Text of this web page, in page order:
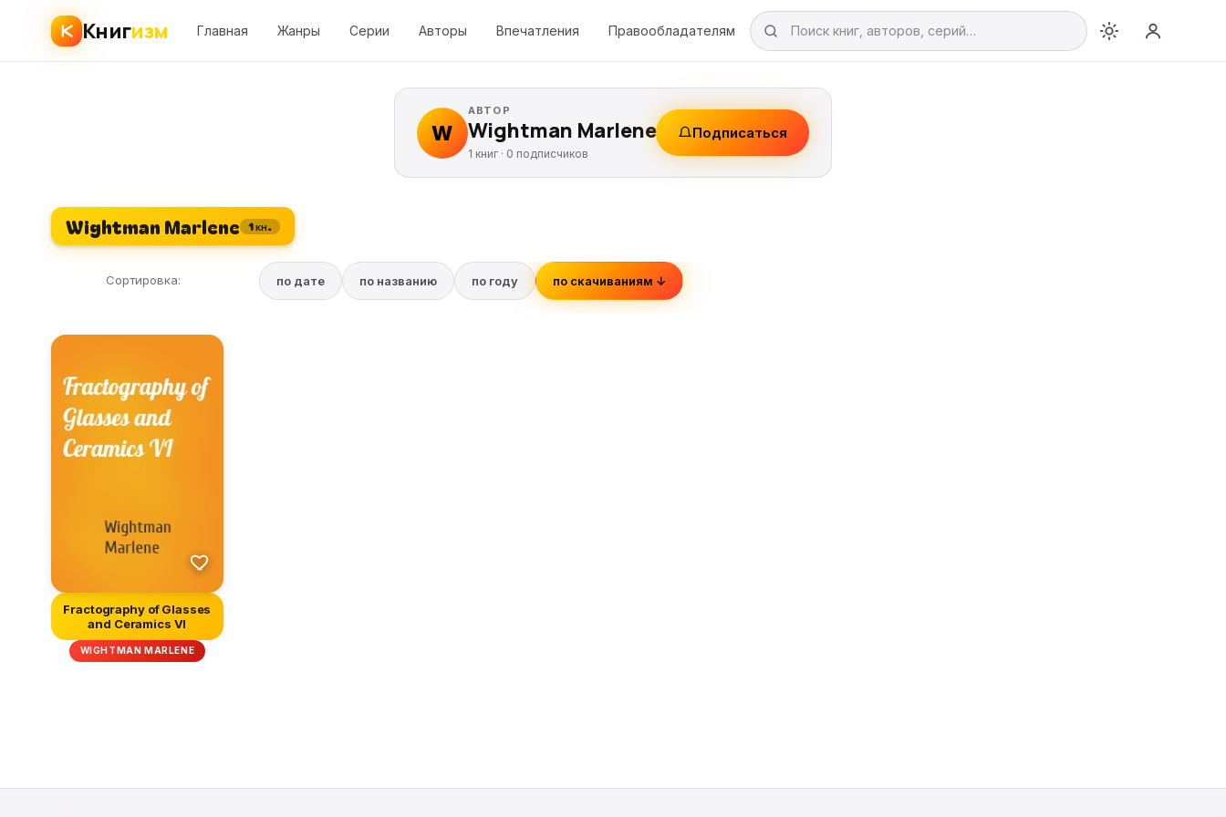
Книгизм Главная Жанры Серии Авторы Впечатления Правообладателям
W
АВТОР
Wightman Marlene
1 книг · 0 подписчиков
Подписаться
Wightman Marlene 1 кн.
Сортировка: по дате по названию по году по скачиваниям ↓
Fractography of Glasses
and Ceramics VI
WIGHTMAN MARLENE